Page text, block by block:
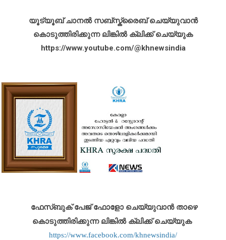
യൂട്യൂബ് ചാനൽ സബ്സ്ക്രൈബ് ചെയ്യുവാൻ
കൊടുത്തിരിക്കുന്ന ലിങ്കിൽ ക്ലിക്ക് ചെയ്യുക
https://www.youtube.com/@khnewsindia
ഫേസ്ബുക് പേജ് ഫോളോ ചെയ്യുവാൻ താഴെ
കൊടുത്തിരിക്കുന്ന ലിങ്കിൽ ക്ലിക്ക് ചെയ്യുക
https://www.facebook.com/khnewsindia/